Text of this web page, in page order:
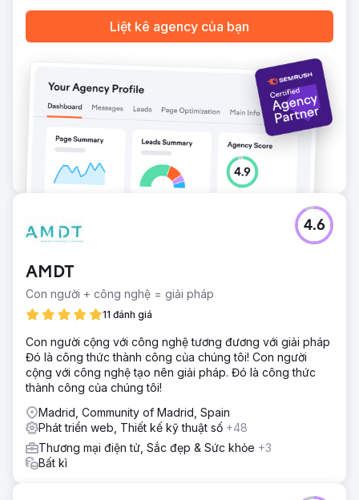
truy cập tự nhiên từ 721 lên 152 nghìn trong 15 tháng
Liệt kê agency của bạn
AMDT
Con người + công nghệ = giải pháp
11 đánh giá
4.6
Con người cộng với công nghệ tương đương với giải pháp
Đó là công thức thành công của chúng tôi! Con người
cộng với công nghệ tạo nên giải pháp. Đó là công thức
thành công của chúng tôi!
Madrid, Community of Madrid, Spain
Phát triển web, Thiết kế kỹ thuật số +48
Thương mại điện tử, Sắc đẹp & Sức khỏe +3
Bất kì